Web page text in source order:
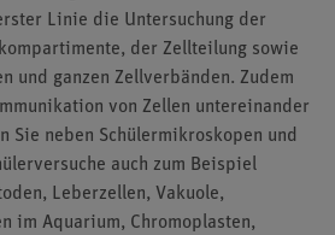
Linie die Untersuchung der
der Zellteilung sowie
und ganzen Zellverbänden. Zudem
von Zellen untereinander
Sie neben Schülermikroskopen und
auch zum Beispiel
Leberzellen, Vakuole,
im Aquarium, Chromoplasten,